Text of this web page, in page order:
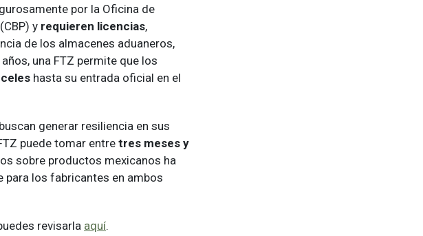
por la Oficina de
y requieren licencias,
de los almacenes aduaneros,
una FTZ permite que los
hasta su entrada oficial en el
generar resiliencia en sus
puede tomar entre tres meses y
sobre productos mexicanos ha
para los fabricantes en ambos
revisarla aquí.